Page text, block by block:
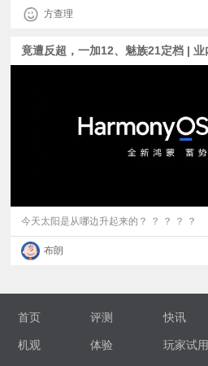
方查理
今天太阳是从哪边升起来的？ ？ ？ ？ ？
布朗
首页 评测 快讯
机观 体验 玩家试用